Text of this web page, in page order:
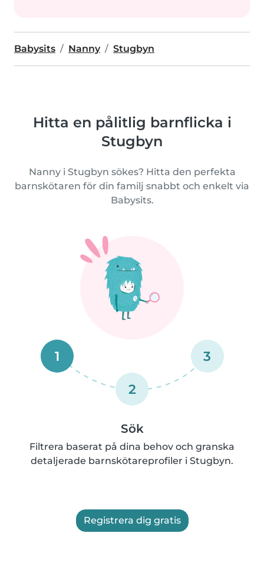
Babysits Nanny Stugbyn
Hitta en pålitlig barnflicka i
Stugbyn
Nanny i Stugbyn sökes? Hitta den perfekta
barnskötaren för din familj snabbt och enkelt via
Babysits.
1
2
3
Sök
Filtrera baserat på dina behov och granska
detaljerade barnskötareprofiler i Stugbyn.
Registrera dig gratis